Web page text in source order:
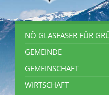
NÖ GLASFASER FÜR
GEMEINDE
GEMEINSCHAFT
WIRTSCHAFT